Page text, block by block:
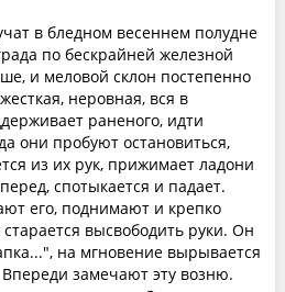
в бледном весеннем полудне
по бескрайней железной
и меловой склон постепенно
неровная, вся в
раненого, идти
они пробуют остановиться,
из их рук, прижимает ладони
спотыкается и падает.
его, поднимают и крепко
высвободить руки. Он
на мгновение вырывается
замечают эту возню.